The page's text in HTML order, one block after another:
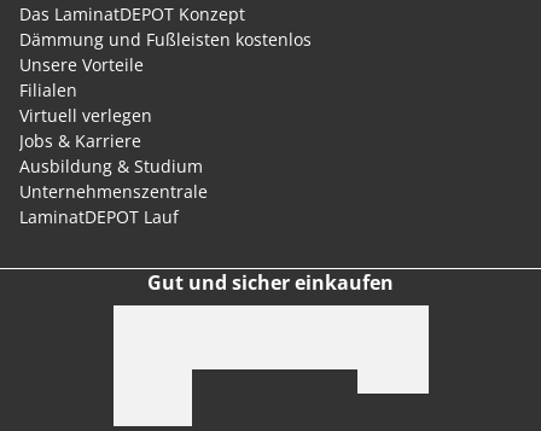
Das LaminatDEPOT Konzept
Dämmung und Fußleisten kostenlos
Unsere Vorteile
Filialen
Virtuell verlegen
Jobs & Karriere
Ausbildung & Studium
Unternehmenszentrale
LaminatDEPOT Lauf
Gut und sicher einkaufen